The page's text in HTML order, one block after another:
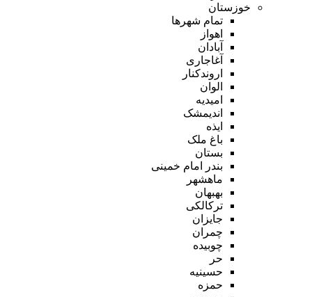
خوزستان
تمام شهر‌ها
اهواز
آبادان
آغاجاری
اروندکنار
الوان
امیدیه
اندیمشک
ایذه
باغ ملک
بستان
بندر امام خمینی
ماهشهر
بهبهان
ترکالکی
جایزان
چمران
چوبیده
حر
حسینیه
حمزه